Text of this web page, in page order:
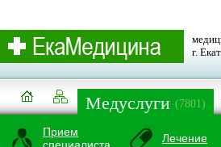
г.
Медуслуги (7801)
Прием
Лечение